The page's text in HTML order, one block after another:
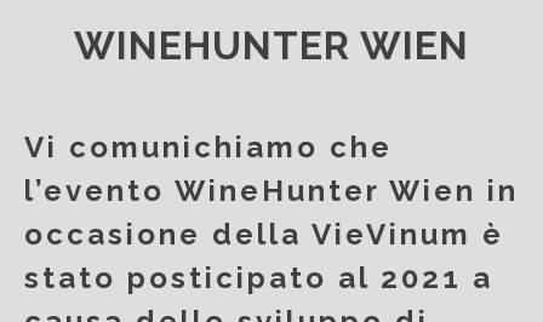
WINEHUNTER WIEN
Vi comunichiamo che
l’evento WineHunter Wien in
occasione della VieVinum è
stato posticipato al 2021 a